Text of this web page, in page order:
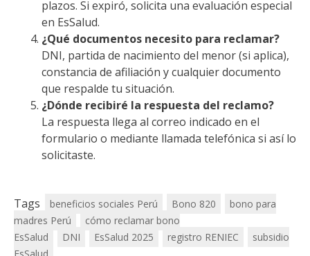
plazos. Si expiró, solicita una evaluación especial
en EsSalud.
¿Qué documentos necesito para reclamar?
DNI, partida de nacimiento del menor (si aplica),
constancia de afiliación y cualquier documento
que respalde tu situación.
¿Dónde recibiré la respuesta del reclamo?
La respuesta llega al correo indicado en el
formulario o mediante llamada telefónica si así lo
solicitaste.
Tags beneficios sociales Perú Bono 820
bono para
madres Perú
cómo reclamar bono
EsSalud
DNI EsSalud 2025 registro RENIEC
subsidio
EsSalud